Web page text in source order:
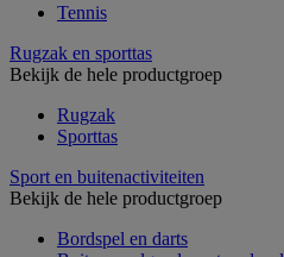
Tennis
Rugzak en sporttas
Bekijk de hele productgroep
Rugzak
Sporttas
Sport en buitenactiviteiten
Bekijk de hele productgroep
Bordspel en darts